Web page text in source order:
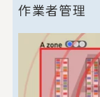
作業者管理